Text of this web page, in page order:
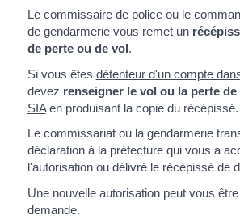
Le commissaire de police ou le
de gendarmerie vous remet un
de perte ou de vol.
Si vous êtes détenteur d'un compte
devez renseigner le vol ou la perte de
SIAen produisant la copie du récépissé.
Le commissariat ou la gendarmerie
déclaration à la préfecture qui vous a
l'autorisation ou délivré le récépissé de
Une nouvelle autorisation peut vous
demande.